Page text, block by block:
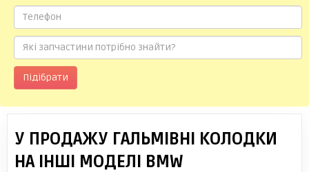
Підібрати
У ПРОДАЖУ ГАЛЬМІВНІ КОЛОДКИ
НА ІНШІ МОДЕЛІ BMW